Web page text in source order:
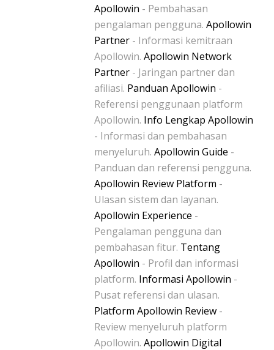
Apollowin - Pembahasan
pengalaman pengguna. Apollowin
Partner - Informasi kemitraan
Apollowin. Apollowin Network
Partner - Jaringan partner dan
afiliasi. Panduan Apollowin -
Referensi penggunaan platform
Apollowin. Info Lengkap Apollowin
- Informasi dan pembahasan
menyeluruh. Apollowin Guide -
Panduan dan referensi pengguna.
Apollowin Review Platform -
Ulasan sistem dan layanan.
Apollowin Experience -
Pengalaman pengguna dan
pembahasan fitur. Tentang
Apollowin - Profil dan informasi
platform. Informasi Apollowin -
Pusat referensi dan ulasan.
Platform Apollowin Review -
Review menyeluruh platform
Apollowin. Apollowin Digital